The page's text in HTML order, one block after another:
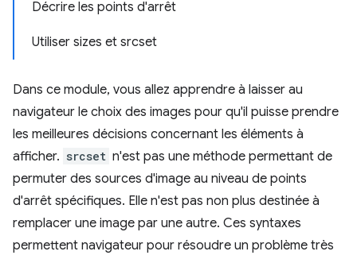
Décrire les points d'arrêt
Utiliser sizes et srcset
Dans ce module, vous allez apprendre à laisser au
navigateur le choix des images pour qu'il puisse prendre
les meilleures décisions concernant les éléments à
afficher. srcset n'est pas une méthode permettant de
permuter des sources d'image au niveau de points
d'arrêt spécifiques. Elle n'est pas non plus destinée à
remplacer une image par une autre. Ces syntaxes
permettent navigateur pour résoudre un problème très